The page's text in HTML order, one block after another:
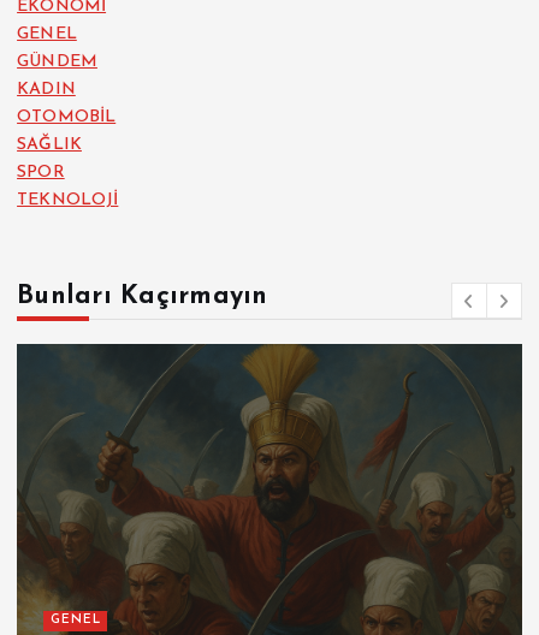
EKONOMİ
GENEL
GÜNDEM
KADIN
OTOMOBİL
SAĞLIK
SPOR
TEKNOLOJİ
Bunları Kaçırmayın
GENEL